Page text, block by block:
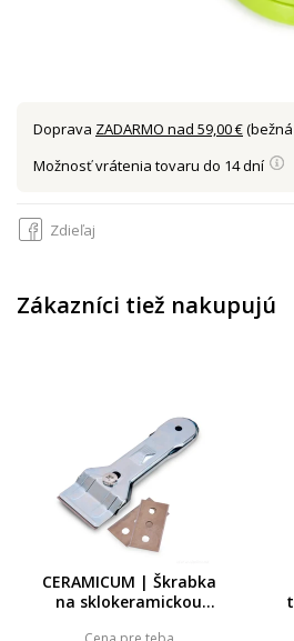
Doprava ZADARMO nad 59,00 €
Možnosť vrátenia tovaru do 14 dní
Zdieľaj
Zákazníci tiež nakupujú
CERAMICUM | Škrabka
na sklokeramickou